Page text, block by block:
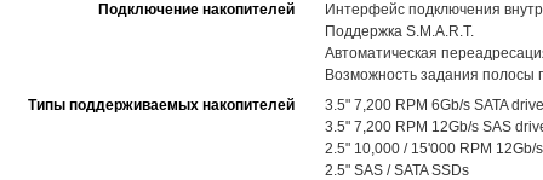
Подключение накопителей
Интерфейс подключения
Поддержка S.M.A.R.T.
Автоматическая
Возможность задания полосы
Типы поддерживаемых накопителей
3.5" 7,200 RPM 6Gb/s SATA
3.5" 7,200 RPM 12Gb/s SAS
2.5" 10,000 / 15'000 RPM 12Gb/
2.5" SAS / SATA SSDs